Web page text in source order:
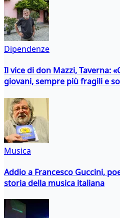
Dipendenze
Il vice di don Mazzi, Taverna:
giovani, sempre più fragili e
Musica
Addio a Francesco Guccini,
storia della musica italiana